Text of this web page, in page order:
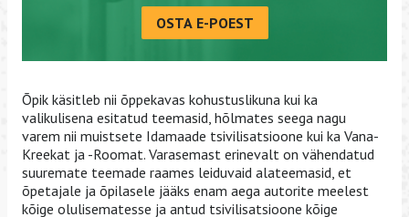
OSTA E-POEST
Õpik käsitleb nii õppekavas kohustuslikuna kui ka
valikulisena esitatud teemasid, hõlmates seega nagu
varem nii muistsete Idamaade tsivilisatsioone kui ka Vana-
Kreekat ja -Roomat. Varasemast erinevalt on vähendatud
suuremate teemade raames leiduvaid alateemasid, et
õpetajale ja õpilasele jääks enam aega autorite meelest
kõige olulisematesse ja antud tsivilisatsioone kõige